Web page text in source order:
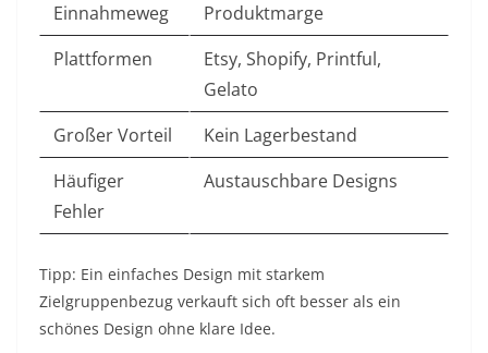
Einnahmeweg
Produktmarge
Plattformen
Etsy, Shopify, Printful,
Gelato
Großer Vorteil
Kein Lagerbestand
Häufiger
Fehler
Austauschbare Designs
Tipp: Ein einfaches Design mit starkem
Zielgruppenbezug verkauft sich oft besser als ein
schönes Design ohne klare Idee.